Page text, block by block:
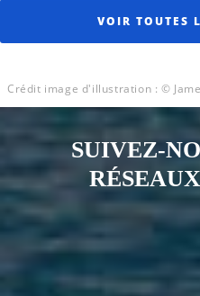
VOIR TOUTES
Crédit image d'illustration : ©
SUIVEZ-
Notre page
Notre